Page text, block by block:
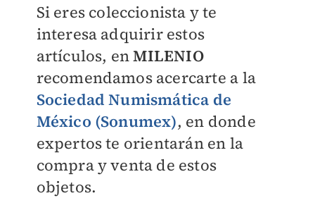
Si eres coleccionista y te
interesa adquirir estos
artículos, enMILENIO
recomendamos acercarte a la
Sociedad Numismática de
México (Sonumex), en donde
expertos te orientarán en la
compra y venta de estos
objetos.